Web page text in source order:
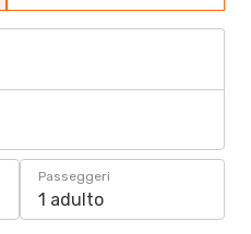
Passeggeri
1 adulto